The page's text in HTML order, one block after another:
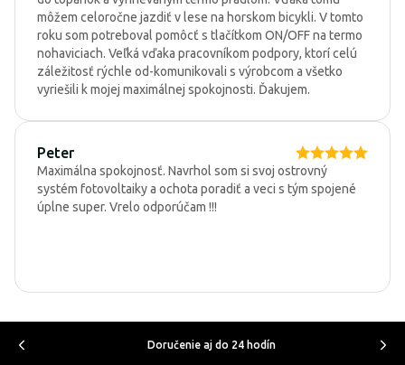
môžem celoročne jazdiť v lese na horskom bicykli. V tomto
roku som potreboval pomôcť s tlačítkom ON/OFF na termo
nohaviciach. Veľká vďaka pracovníkom podpory, ktorí celú
záležitosť rýchle od-komunikovali s výrobcom a všetko
vyriešili k mojej maximálnej spokojnosti. Ďakujem.
Peter
Maximálna spokojnosť. Navrhol som si svoj ostrovný
systém fotovoltaiky a ochota poradiť a veci s tým spojené
úplne super. Vrelo odporúčam !!!
Doručenie aj do 24 hodín